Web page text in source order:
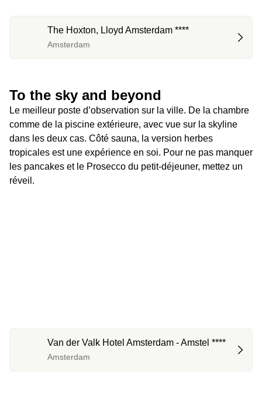
The Hoxton, Lloyd Amsterdam ****
Amsterdam
To the sky and beyond
Le meilleur poste d’observation sur la ville. De la chambre
comme de la piscine extérieure, avec vue sur la skyline
dans les deux cas. Côté sauna, la version herbes
tropicales est une expérience en soi. Pour ne pas manquer
les pancakes et le Prosecco du petit-déjeuner, mettez un
réveil.
Van der Valk Hotel Amsterdam - Amstel ****
Amsterdam